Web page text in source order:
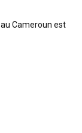
Cameroun est